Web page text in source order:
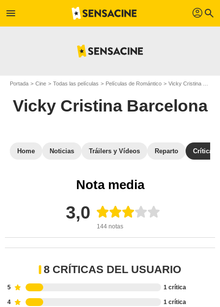
menu profil search
Portada Cine Todas las películas Películas de Romántico Vicky Cristina Barcelona
Vicky Cristina Barcelona
Home Noticias Tráilers y Vídeos Reparto Críticas
Nota media
3,0
144 notas
8 CRÍTICAS DEL USUARIO
5 1 crítica
4 1 crítica